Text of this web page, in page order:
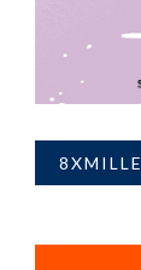
8XMILLE